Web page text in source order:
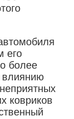
его
более
влиянию
ковриков